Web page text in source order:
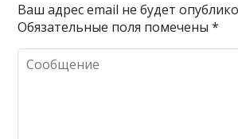
Ваш адрес email не будет
Обязательные поля помечены*